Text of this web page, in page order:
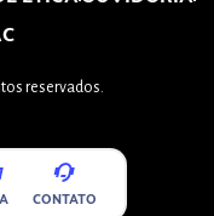
reservados.
CONTATO